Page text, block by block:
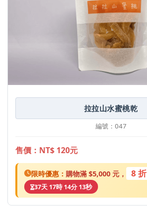
拉拉山水蜜桃乾
編號：047
售價：NT$ 120元
限時優惠： 購物滿 $5,000 元， 8 折
37天 17時 14分 13秒